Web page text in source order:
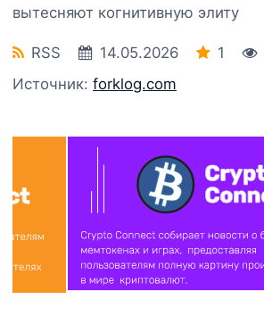
вытесняют когнитивную элиту
RSS 14.05.2026 1
Источник: forklog.com